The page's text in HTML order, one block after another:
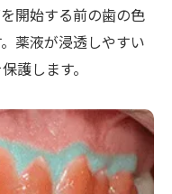
開始する前の歯の色
薬液が浸透しやすい
護します。